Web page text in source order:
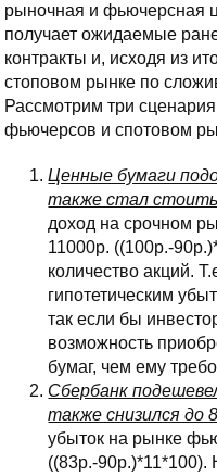
рыночная и фьючерсная
получает ожидаемые
контракты и, исходя из
стоповом рынке по
Рассмотрим три
фьючерсов и спотовом
Ценные бумаги
также стал
доход на срочном
11000р. ((100р.-
количество акций.
гипотетическим
так если бы
возможность
бумаг, чем ему
Сбербанк
также снизился до
убыток на рынке
((83р.-90р.)*11*100).